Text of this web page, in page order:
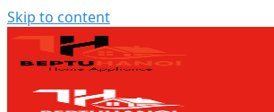
Skip to content